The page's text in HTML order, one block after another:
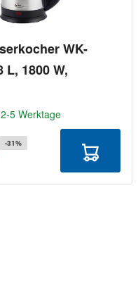
WK-
L, 1800 W,
5 Werktage
-31%